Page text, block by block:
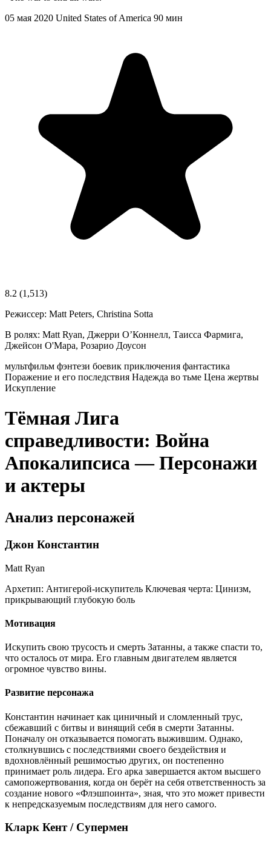
05 мая 2020 United States of America 90 мин
8.2 (1,513)
Режиссер: Matt Peters, Christina Sotta
В ролях: Matt Ryan, Джерри О’Коннелл, Таисса Фармига,
Джейсон О'Мара, Розарио Доусон
мультфильм фэнтези боевик приключения фантастика
Поражение и его последствия Надежда во тьме Цена жертвы
Искупление
Тёмная Лига
справедливости: Война
Апокалипсиса — Персонажи
и актеры
Анализ персонажей
Джон Константин
Matt Ryan
Архетип: Антигерой-искупитель Ключевая черта: Цинизм,
прикрывающий глубокую боль
Мотивация
Искупить свою трусость и смерть Затанны, а также спасти то,
что осталось от мира. Его главным двигателем является
огромное чувство вины.
Развитие персонажа
Константин начинает как циничный и сломленный трус,
сбежавший с битвы и винящий себя в смерти Затанны.
Поначалу он отказывается помогать выжившим. Однако,
столкнувшись с последствиями своего бездействия и
вдохновлённый решимостью других, он постепенно
принимает роль лидера. Его арка завершается актом высшего
самопожертвования, когда он берёт на себя ответственность за
создание нового «Флэшпоинта», зная, что это может привести
к непредсказуемым последствиям для него самого.
Кларк Кент / Супермен